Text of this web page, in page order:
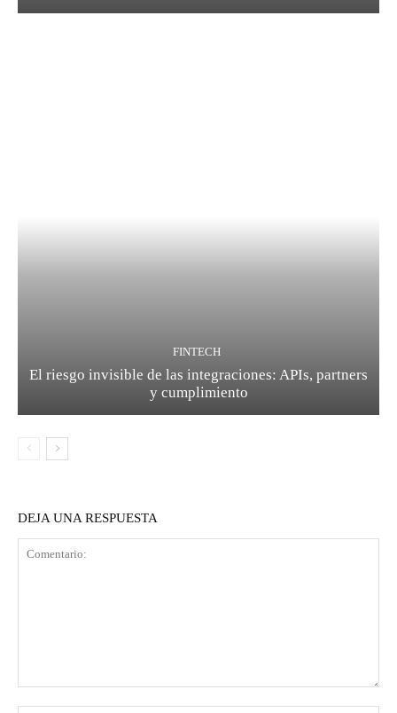
FINTECH
El riesgo invisible de las integraciones: APIs, partners
y cumplimiento
DEJA UNA RESPUESTA